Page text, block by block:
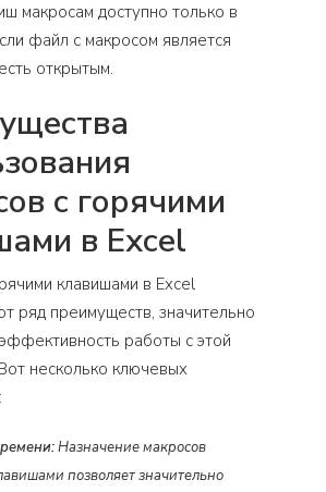
макросам доступно только в
файл с макросом является
открытым.
с горячими
в Excel
клавишами в Excel
ряд преимуществ, значительно
работы с этой
несколько ключевых
Назначение макросов
позволяет значительно